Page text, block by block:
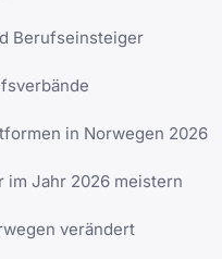
Berufseinsteiger
in Norwegen 2026
Jahr 2026 meistern
verändert